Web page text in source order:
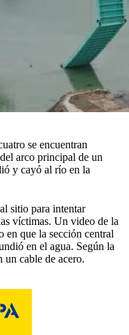
se encuentran
arco principal de un
y cayó al río en la
sitio para intentar
víctimas. Un video de la
en que la sección central
en el agua. Según la
un cable de acero.